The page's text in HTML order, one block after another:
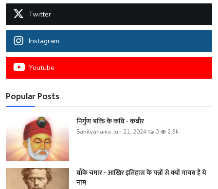
Twitter
Instagram
Youtube
Popular Posts
निर्गुण भक्ति के कवि - कबीर
Sahityanama Jun 21, 2024 0 2.9k
बाँके चमार - आखिर इतिहास के पन्नों से क्यों गायब है ये
नाम